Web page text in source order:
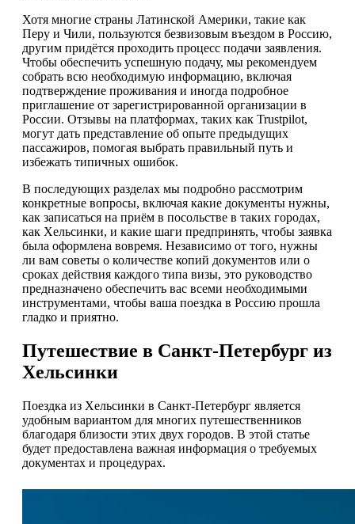
Хотя многие страны Латинской Америки, такие как
Перу и Чили, пользуются безвизовым въездом в Россию,
другим придётся проходить процесс подачи заявления.
Чтобы обеспечить успешную подачу, мы рекомендуем
собрать всю необходимую информацию, включая
подтверждение проживания и иногда подробное
приглашение от зарегистрированной организации в
России. Отзывы на платформах, таких как Trustpilot,
могут дать представление об опыте предыдущих
пассажиров, помогая выбрать правильный путь и
избежать типичных ошибок.
В последующих разделах мы подробно рассмотрим
конкретные вопросы, включая какие документы нужны,
как записаться на приём в посольстве в таких городах,
как Хельсинки, и какие шаги предпринять, чтобы заявка
была оформлена вовремя. Независимо от того, нужны
ли вам советы о количестве копий документов или о
сроках действия каждого типа визы, это руководство
предназначено обеспечить вас всеми необходимыми
инструментами, чтобы ваша поездка в Россию прошла
гладко и приятно.
Путешествие в Санкт-Петербург из
Хельсинки
Поездка из Хельсинки в Санкт-Петербург является
удобным вариантом для многих путешественников
благодаря близости этих двух городов. В этой статье
будет предоставлена важная информация о требуемых
документах и процедурах.